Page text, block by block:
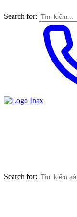
Search for:
Search for: